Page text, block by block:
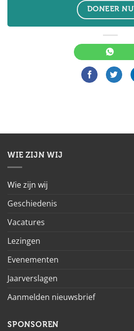
DONEER NU
WIE ZIJN WIJ
Wie zijn wij
Geschiedenis
Vacatures
Lezingen
Evenementen
Jaarverslagen
Aanmelden nieuwsbrief
SPONSOREN